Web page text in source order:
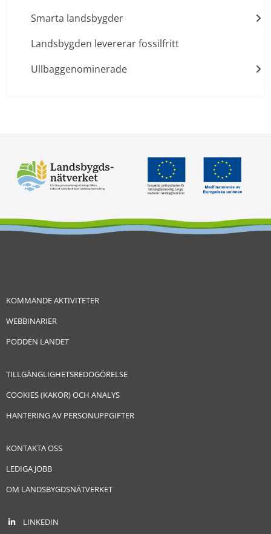
Smarta landsbygder
Landsbygden levererar fossilfritt
Ullbaggenominerade
KOMMANDE AKTIVITETER
WEBBINARIER
PODDEN LANDET
TILLGÄNGLIGHETSREDOGÖRELSE
COOKIES (KAKOR) OCH ANALYS
HANTERING AV PERSONUPPGIFTER
KONTAKTA OSS
LEDIGA JOBB
OM LANDSBYGDSNÄTVERKET
LINKEDIN